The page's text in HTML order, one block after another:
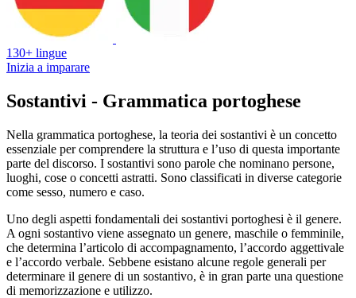
130+ lingue
Inizia a imparare
Sostantivi - Grammatica portoghese
Nella grammatica portoghese, la teoria dei sostantivi è un concetto
essenziale per comprendere la struttura e l’uso di questa importante
parte del discorso. I sostantivi sono parole che nominano persone,
luoghi, cose o concetti astratti. Sono classificati in diverse categorie
come sesso, numero e caso.
Uno degli aspetti fondamentali dei sostantivi portoghesi è il genere.
A ogni sostantivo viene assegnato un genere, maschile o femminile,
che determina l’articolo di accompagnamento, l’accordo aggettivale
e l’accordo verbale. Sebbene esistano alcune regole generali per
determinare il genere di un sostantivo, è in gran parte una questione
di memorizzazione e utilizzo.